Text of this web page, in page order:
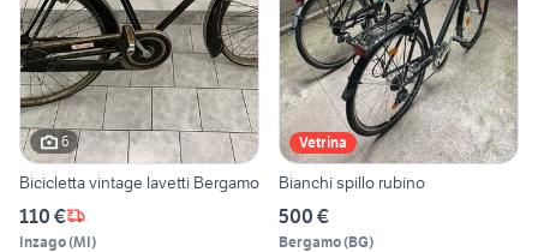
6
Bicicletta vintage lavetti Bergamo
110 €
Inzago(MI)
Vetrina
Bianchi spillo rubino
500 €
Bergamo(BG)